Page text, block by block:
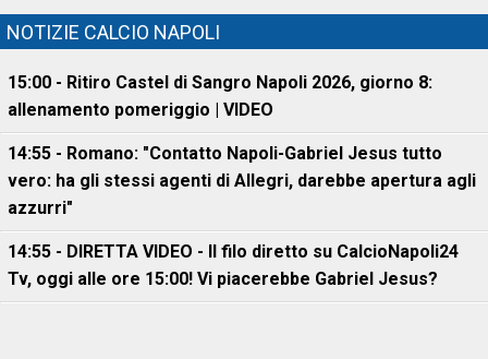
NOTIZIE CALCIO NAPOLI
15:00 - Ritiro Castel di Sangro Napoli 2026, giorno 8:
allenamento pomeriggio | VIDEO
14:55 - Romano: "Contatto Napoli-Gabriel Jesus tutto
vero: ha gli stessi agenti di Allegri, darebbe apertura agli
azzurri"
14:55 - DIRETTA VIDEO - Il filo diretto su CalcioNapoli24
Tv, oggi alle ore 15:00! Vi piacerebbe Gabriel Jesus?